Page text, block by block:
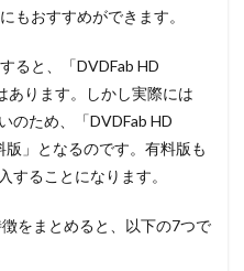
もおすすめができます。
ると、「DVDFab HD
ります。しかし実際には
のため、「DVDFab HD
」となるのです。有料版も
することになります。
をまとめると、以下の7つで